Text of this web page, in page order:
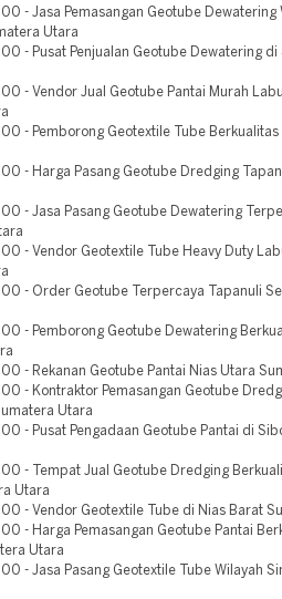
- Jasa Pemasangan Geotube Dewatering
Utara
- Pusat Penjualan Geotube Dewatering di
- Vendor Jual Geotube Pantai Murah
- Pemborong Geotextile Tube Berkualitas
- Harga Pasang Geotube Dredging
- Jasa Pasang Geotube Dewatering
- Vendor Geotextile Tube Heavy Duty
- Order Geotube Terpercaya Tapanuli
- Pemborong Geotube Dewatering
- Rekanan Geotube Pantai Nias Utara
- Kontraktor Pemasangan Geotube
Utara
- Pusat Pengadaan Geotube Pantai di
- Tempat Jual Geotube Dredging
Utara
- Vendor Geotextile Tube di Nias Barat
- Harga Pemasangan Geotube Pantai
Utara
- Jasa Pasang Geotextile Tube Wilayah